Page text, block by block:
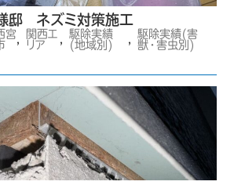
邸 ネズミ対策施工
宮
関西エ
リア
駆除実績
(地域別)
駆除実績(害
獣・害虫別)